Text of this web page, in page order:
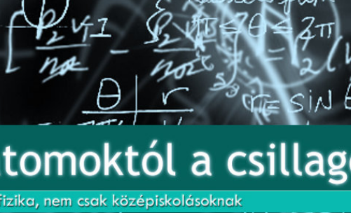
AZ
AT
OM
Előadássorozat
középiskolásoknak
az ELTE
érdekében az oldal nyomkövetést nem alkalmazó sütiket